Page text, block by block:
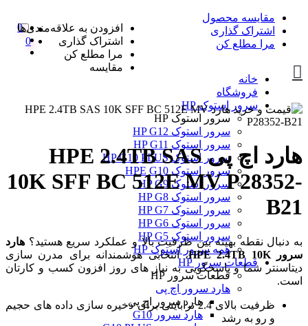
مقایسه محصول
اشتراک گذاری
مرا مطلع کن
0
0
خانه
فروشگاه
سرور استوک HP
سرور استوک HP
سرور استوک HP G12
سرور استوک HP G11
سرور استوک HP G10 PLUS
سرور استوک HPE G10
سرور استوک HP G9
سرور استوک HP G8
سرور استوک HP G7
سرور استوک HP G6
سرور استوک HP G5
همه سرور استوک HP
قطعات سرور HP
قطعات سرور HP
هارد سرور اچ پی
هارد سرور اچ پی
هارد سرور G10
افزودن به علاقه‌مندی‌ها
اشتراک گذاری
مرا مطلع کن
مقایسه
هارد اچ پی HPE 2.4TB SAS
10K SFF BC 512E MV P28352-
B21
به دنبال نقطه بهینه بین ظرفیت بالا و عملکرد سریع هستید؟ هارد
سرور HPE 2.4TB 10K
، انتخابی هوشمندانه برای مدرن سازی
دیتاسنتر شما و پاسخگویی به نیاز های روز افزون کسب و کارتان
است.
ظرفیت بالای 2.4 ترابایتی برای ذخیره سازی داده های حجیم
و رو به رشد